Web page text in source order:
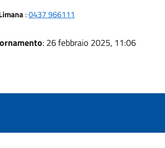
:0437 966111
: 26 febbraio 2025, 11:06